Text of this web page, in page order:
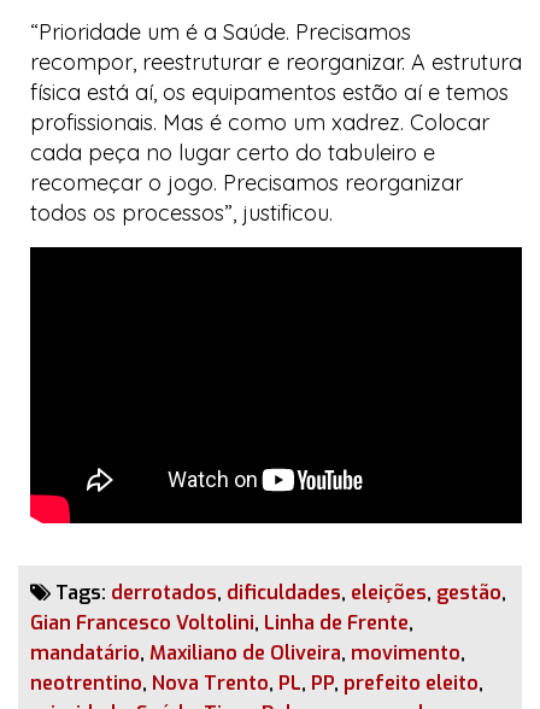
“Prioridade um é a Saúde. Precisamos
recompor, reestruturar e reorganizar. A estrutura
física está aí, os equipamentos estão aí e temos
profissionais. Mas é como um xadrez. Colocar
cada peça no lugar certo do tabuleiro e
recomeçar o jogo. Precisamos reorganizar
todos os processos”, justificou.
Tags: derrotados, dificuldades, eleições, gestão,
Gian Francesco Voltolini, Linha de Frente,
mandatário, Maxiliano de Oliveira, movimento,
neotrentino, Nova Trento, PL, PP, prefeito eleito,